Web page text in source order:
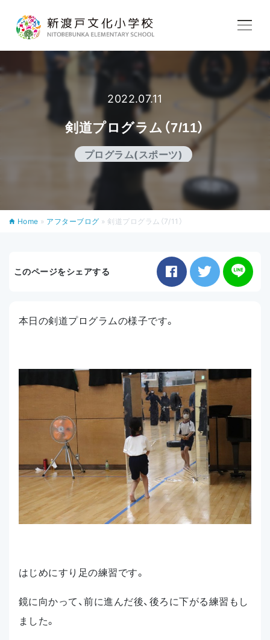
教育内容
学校生活
入学案内
アクセス
2022.07.11
剣道プログラム（7/11）
プログラム(スポーツ)
Home » アフターブログ »剣道プログラム（7/11）
このページをシェアする
本日の剣道プログラムの様子です。
はじめにすり足の練習です。
鏡に向かって、前に進んだ後、後ろに下がる練習もし
ました。